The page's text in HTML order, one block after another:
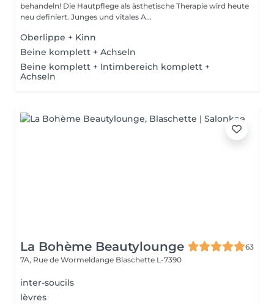
behandeln! Die Hautpflege als ästhetische Therapie wird heute
neu definiert. Junges und vitales A...
Oberlippe + Kinn
Beine komplett + Achseln
Beine komplett + Intimbereich komplett +
Achseln
La Bohème Beautylounge
63
7A, Rue de Wormeldange Blaschette L-7390
inter-soucils
lèvres